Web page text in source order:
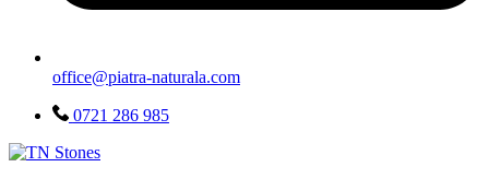
office@piatra-naturala.com
0721 286 985